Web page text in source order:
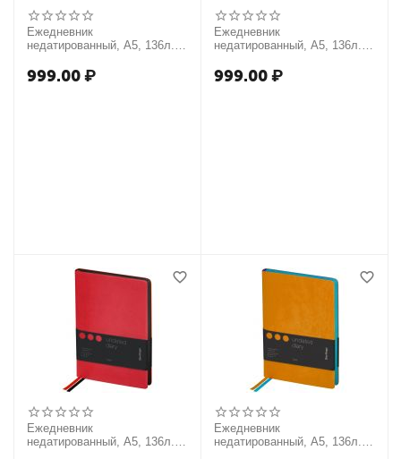
Ежедневник
недатированный, А5, 136л.,
цветной срез, бирюзовый
999.00₽
Ежедневник
недатированный, А5, 136л.,
цветной срез, желтый
999.00₽
Ежедневник
недатированный, А5, 136л.,
Ежедневник
недатированный, А5, 136л.,